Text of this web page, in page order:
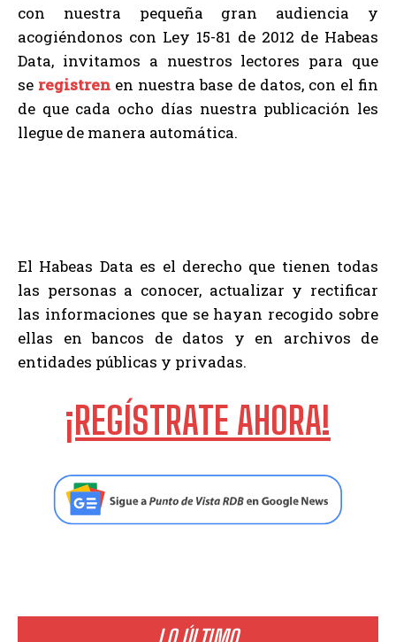
con nuestra pequeña gran audiencia y
acogiéndonos con Ley 15-81 de 2012 de Habeas
Data, invitamos a nuestros lectores para que
se registren en nuestra base de datos, con el fin
de que cada ocho días nuestra publicación les
llegue de manera automática.
El Habeas Data es el derecho que tienen todas
las personas a conocer, actualizar y rectificar
las informaciones que se hayan recogido sobre
ellas en bancos de datos y en archivos de
entidades públicas y privadas.
¡REGÍSTRATE AHORA!
LO ÚLTIMO